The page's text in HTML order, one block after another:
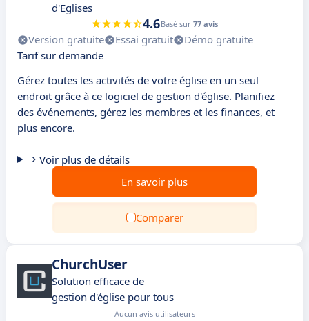
d'Eglises
4.6Basé sur 77 avis
Version gratuite Essai gratuit
Démo gratuite
Tarif sur demande
Gérez toutes les activités de votre église en un seul
endroit grâce à ce logiciel de gestion d'église. Planifiez
des événements, gérez les membres et les finances, et
plus encore.
Voir plus de détails
En savoir plus
Comparer
ChurchUser
Solution efficace de
gestion d'église pour tous
Aucun avis utilisateurs